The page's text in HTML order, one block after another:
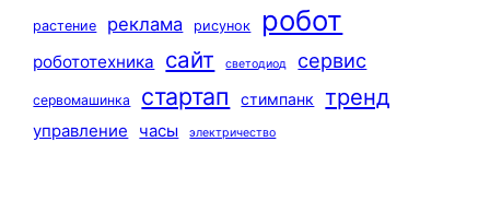
растение реклама рисунок робот
робототехника сайт светодиод сервис
сервомашинка стартап стимпанк тренд
управление часы электричество